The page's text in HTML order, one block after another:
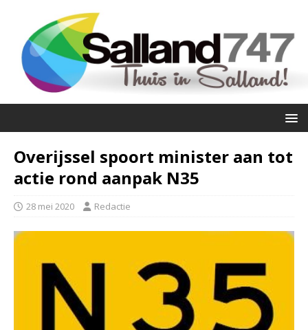
Overijssel spoort minister aan tot
actie rond aanpak N35
28 mei 2020 Redactie